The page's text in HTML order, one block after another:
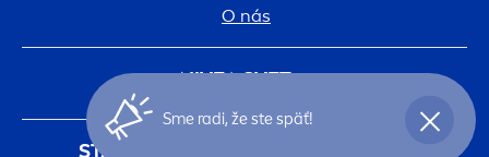
O nás
NIVEASVET:
História
Kariéra v spoločnosti Beiersdorf
STAŇTE SA ČLENOM
Sme radi, že ste späť!